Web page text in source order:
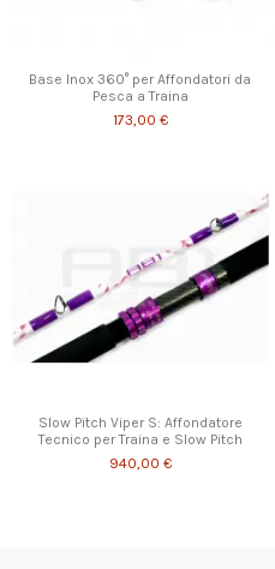
Base Inox 360° per Affondatori da
Pesca a Traina
173,00 €
Slow Pitch Viper S: Affondatore
Tecnico per Traina e Slow Pitch
940,00 €